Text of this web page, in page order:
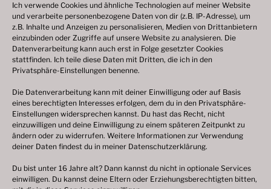
Ich verwende Cookies und ähnliche Technologien auf meiner Website
und verarbeite personenbezogene Daten von dir (z.B. IP-Adresse), um
z.B. Inhalte und Anzeigen zu personalisieren, Medien von Drittanbietern
einzubinden oder Zugriffe auf unsere Website zu analysieren. Die
Datenverarbeitung kann auch erst in Folge gesetzter Cookies
stattfinden. Ich teile diese Daten mit Dritten, die ich in den
Privatsphäre-Einstellungen benenne.
Die Datenverarbeitung kann mit deiner Einwilligung oder auf Basis
eines berechtigten Interesses erfolgen, dem du in den Privatsphäre-
Einstellungen widersprechen kannst. Du hast das Recht, nicht
einzuwilligen und deine Einwilligung zu einem späteren Zeitpunkt zu
ändern oder zu widerrufen. Weitere Informationen zur Verwendung
deiner Daten findest du in meiner Datenschutzerklärung.
Du bist unter 16 Jahre alt? Dann kannst du nicht in optionale Services
einwilligen. Du kannst deine Eltern oder Erziehungsberechtigten bitten,
Beitragsnavigation
Vorheriger
Beitrag
Fotogalerie 2020
© 2003 – 2025 nilsbenthien.de,Datenschutzerklärung
|Cookie-Richtlinie EU|Impressum